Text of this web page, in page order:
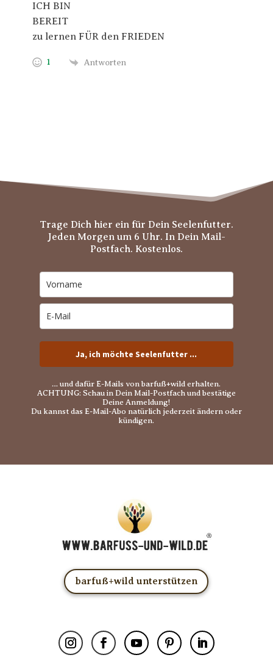
ICH BIN
BEREIT
zu lernen FÜR den FRIEDEN
1 Antworten
Trage Dich hier ein für Dein Seelenfutter.
Jeden Morgen um 6 Uhr. In Dein Mail-
Postfach. Kostenlos.
Ja, ich möchte Seelenfutter ...
… und dafür E-Mails von barfuß+wild erhalten.
ACHTUNG: Schau in Dein Mail-Postfach und bestätige
Deine Anmeldung!
Du kannst das E-Mail-Abo natürlich jederzeit ändern oder
kündigen.
barfuß+wild unterstützen